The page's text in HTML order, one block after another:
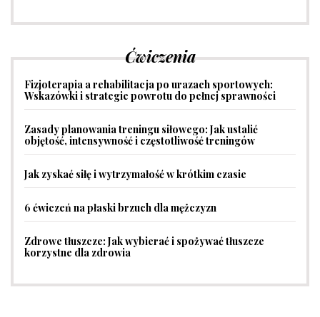
Ćwiczenia
Fizjoterapia a rehabilitacja po urazach sportowych:
Wskazówki i strategie powrotu do pełnej sprawności
Zasady planowania treningu siłowego: Jak ustalić
objętość, intensywność i częstotliwość treningów
Jak zyskać siłę i wytrzymałość w krótkim czasie
6 ćwiczeń na płaski brzuch dla mężczyzn
Zdrowe tłuszcze: Jak wybierać i spożywać tłuszcze
korzystne dla zdrowia